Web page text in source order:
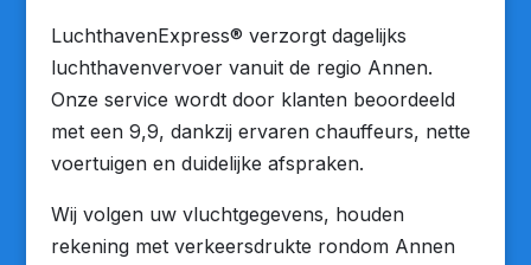
LuchthavenExpress® verzorgt dagelijks
luchthavenvervoer vanuit de regio Annen.
Onze service wordt door klanten beoordeeld
met een 9,9, dankzij ervaren chauffeurs, nette
voertuigen en duidelijke afspraken.
Wij volgen uw vluchtgegevens, houden
rekening met verkeersdrukte rondom Annen